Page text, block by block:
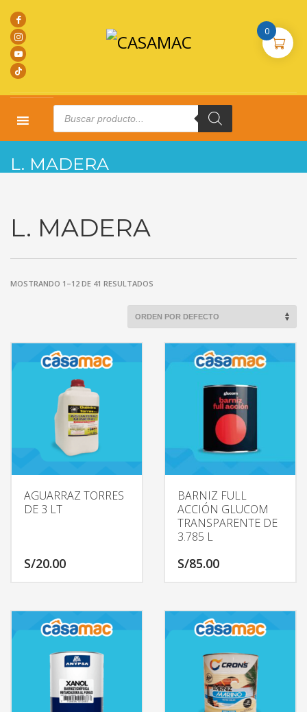
Products
search
L. MADERA
L. MADERA
MOSTRANDO 1–12 DE 41 RESULTADOS
AGUARRAZ TORRES
DE 3 LT
S/20.00
BARNIZ FULL
ACCIÓN GLUCOM
TRANSPARENTE DE
3.785 L
S/85.00
0